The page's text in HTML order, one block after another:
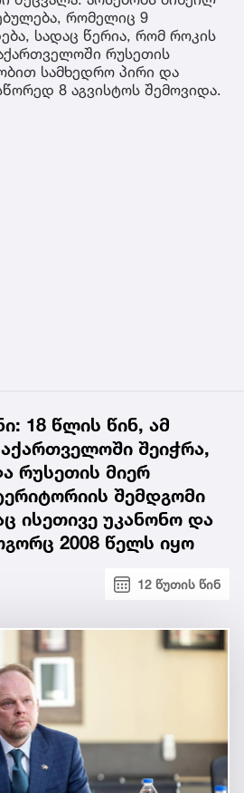
რომელიც 9
სადაც წერია, რომ როკის
რუსეთის
სამხედრო პირი და
8 აგვისტოს შემოვიდა.
18 წლის წინ, ამ
შეიჭრა,
რუსეთის მიერ
შემდგომი
ისეთივე უკანონო და
2008 წელს იყო
12 წუთის წინ